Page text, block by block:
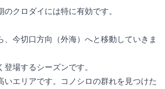
クロダイには特に有効です。
今切口方向（外海）へと移動していきま
場するシーズンです。
エリアです。コノシロの群れを見つけた